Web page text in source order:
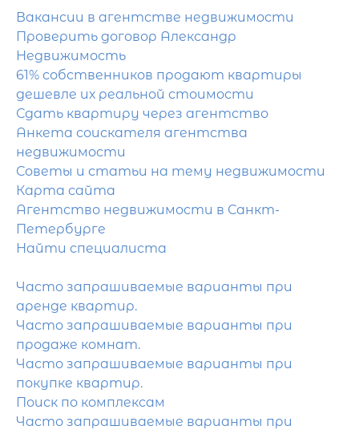
Вакансии в агентстве недвижимости
Проверить договор Александр
Недвижимость
61% собственников продают квартиры
дешевле их реальной стоимости
Сдать квартиру через агентство
Анкета соискателя агентства
недвижимости
Советы и статьи на тему недвижимости
Карта сайта
Агентство недвижимости в Санкт-
Петербурге
Найти специалиста
Часто запрашиваемые варианты при
аренде квартир.
Часто запрашиваемые варианты при
продаже комнат.
Часто запрашиваемые варианты при
покупке квартир.
Поиск по комплексам
Часто запрашиваемые варианты при